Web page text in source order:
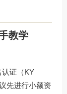
教学
证（KY
先进行小额资